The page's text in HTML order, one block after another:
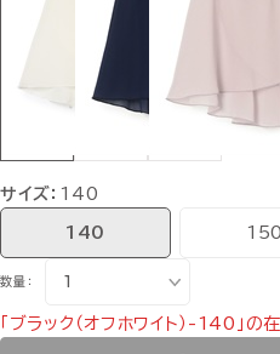
サイズ： 140
140 150
数量：
「ブラック（オフホワイト）-140」の